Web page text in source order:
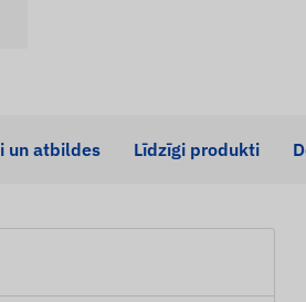
un atbildes Līdzīgi produkti